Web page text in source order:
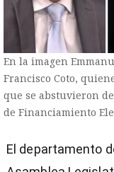
En la imagen
Francisco Coto,
que se abstuvieron
de Financiamiento
El departamento